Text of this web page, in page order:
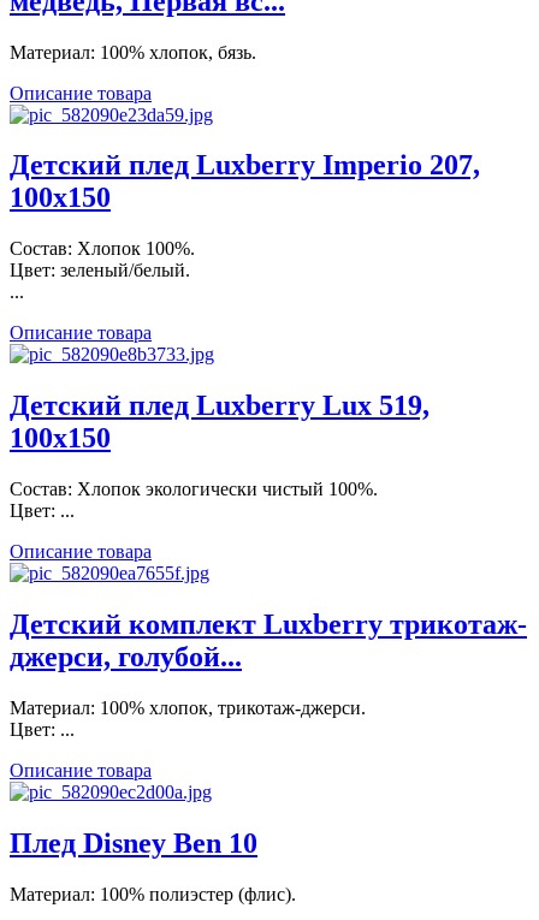
Материал: 100% хлопок, бязь.
Описание товара
Детский плед Luxberry Imperio 207,
100х150
Состав: Хлопок 100%.
Цвет: зеленый/белый.
...
Описание товара
Детский плед Luxberry Lux 519,
100х150
Состав: Хлопок экологически чистый 100%.
Цвет: ...
Описание товара
Детский комплект Luxberry трикотаж-
джерси, голубой...
Материал: 100% хлопок, трикотаж-джерси.
Цвет: ...
Описание товара
Плед Disney Ben 10
Материал: 100% полиэстер (флис).